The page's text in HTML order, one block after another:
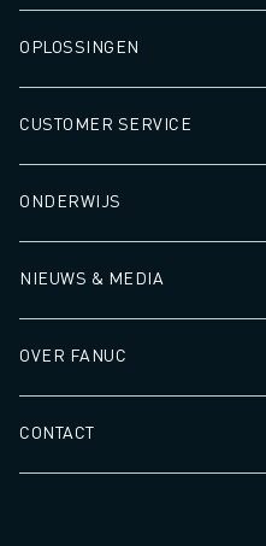
OPLOSSINGEN
CUSTOMER SERVICE
ONDERWIJS
NIEUWS & MEDIA
OVER FANUC
CONTACT